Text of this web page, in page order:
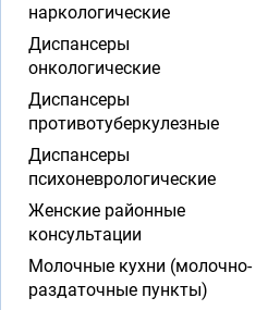
наркологические
Диспансеры
онкологические
Диспансеры
противотуберкулезные
Диспансеры
психоневрологические
Женские районные
консультации
Молочные кухни (молочно-
раздаточные пункты)